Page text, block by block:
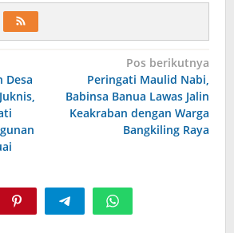
Desa
Pos berikutnya
Peringati Maulid Nabi,
Babinsa Banua Lawas Jalin
Keakraban dengan Warga
Bangkiling Raya